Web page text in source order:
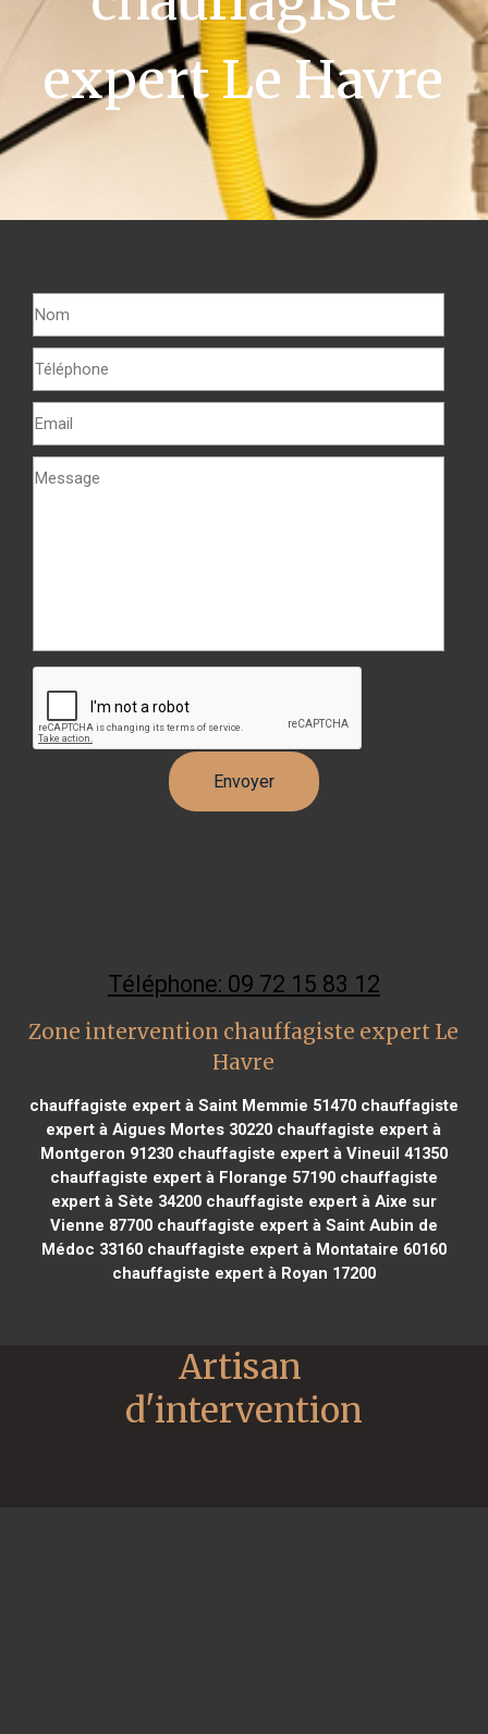
expert Le Havre
Téléphone: 09 72 15 83 12
Zone intervention chauffagiste expert Le
Havre
chauffagiste expert à Saint Memmie 51470chauffagiste
expert à Aigues Mortes 30220 chauffagiste expert à
Montgeron 91230chauffagiste expert à Vineuil 41350
chauffagiste expert à Florange 57190chauffagiste
expert à Sète 34200chauffagiste expert à Aixe sur
Vienne 87700chauffagiste expert à Saint Aubin de
Médoc 33160chauffagiste expert à Montataire 60160
chauffagiste expert à Royan 17200
Artisan
d'intervention